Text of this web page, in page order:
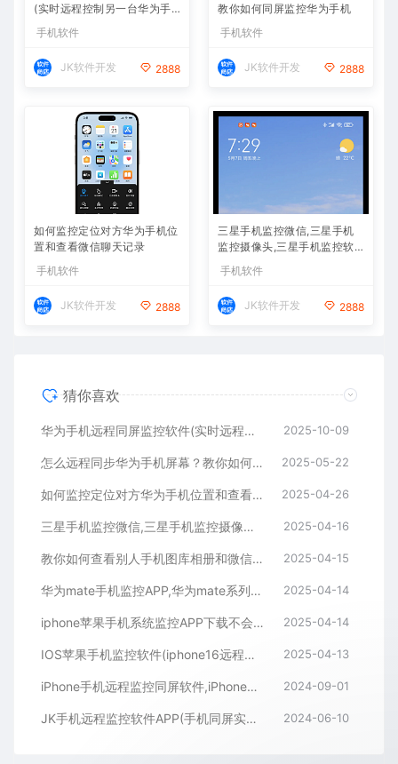
(实时远程控制另一台华为手
手机软件
JK软件开发 2888
教你如何同屏监控华为手机
手机软件
JK软件开发 2888
如何监控定位对方华为手机位
置和查看微信聊天记录
手机软件
JK软件开发 2888
三星手机监控微信,三星手机
监控摄像头,三星手机监控软
件APP下载
手机软件
JK软件开发 2888
猜你喜欢
华为手机远程同屏监控软件(实时远程控制另一台华为手机) 2025-10-09
怎么远程同步华为手机屏幕？教你如何同屏监控华为手机 2025-05-22
如何监控定位对方华为手机位置和查看微信聊天记录 2025-04-26
三星手机监控微信,三星手机监控摄像头,三星手机监控软件APP下载 2025-04-16
教你如何查看别人手机图库相册和微信聊天记录 2025-04-15
华为mate手机监控APP,华为mate系列手机远程同屏监控APP 2025-04-14
iphone苹果手机系统监控APP下载不会被对方发现 2025-04-14
IOS苹果手机监控软件(iphone16远程同屏监控APP) 2025-04-13
iPhone手机远程监控同屏软件,iPhone手机监控APP 2024-09-01
JK手机远程监控软件APP(手机同屏实时监测APP下载) 2024-06-10